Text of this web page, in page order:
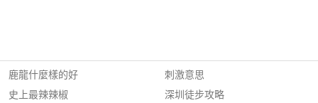
鹿龍什麼樣的好
史上最辣辣椒
刺激意思
深圳徒步攻略